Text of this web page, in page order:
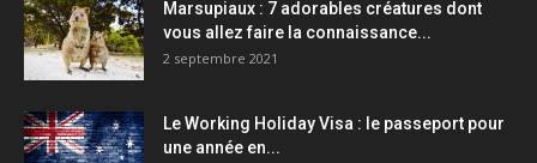
Marsupiaux : 7 adorables créatures dont
vous allez faire la connaissance...
2 septembre 2021
Le Working Holiday Visa : le passeport pour
une année en...